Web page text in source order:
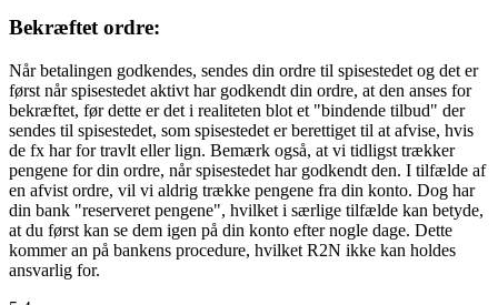
Bekræftet ordre:
Når betalingen godkendes, sendes din ordre til spisestedet og det er
først når spisestedet aktivt har godkendt din ordre, at den anses for
bekræftet, før dette er det i realiteten blot et "bindende tilbud" der
sendes til spisestedet, som spisestedet er berettiget til at afvise, hvis
de fx har for travlt eller lign. Bemærk også, at vi tidligst trækker
pengene for din ordre, når spisestedet har godkendt den. I tilfælde af
en afvist ordre, vil vi aldrig trække pengene fra din konto. Dog har
din bank "reserveret pengene", hvilket i særlige tilfælde kan betyde,
at du først kan se dem igen på din konto efter nogle dage. Dette
kommer an på bankens procedure, hvilket R2N ikke kan holdes
ansvarlig for.